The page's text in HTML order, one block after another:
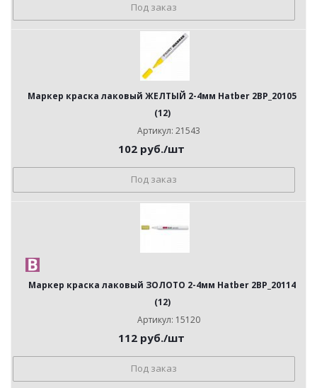
Под заказ
Маркер краска лаковый ЖЕЛТЫЙ 2-4мм Hatber 2BP_20105
(12)
Артикул: 21543
102 руб./шт
Под заказ
Маркер краска лаковый ЗОЛОТО 2-4мм Hatber 2BP_20114
(12)
Артикул: 15120
112 руб./шт
Под заказ